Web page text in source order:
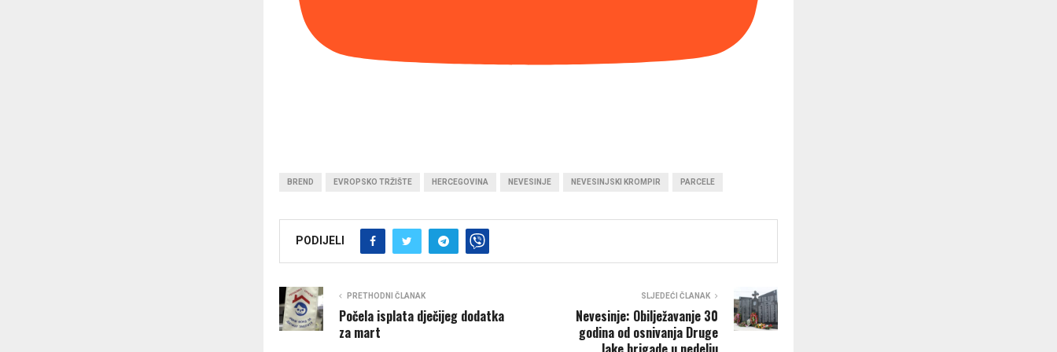
BREND EVROPSKO TRŽIŠTE HERCEGOVINA NEVESINJE NEVESINJSKI KROMPIR PARCELE
PODIJELI
PRETHODNI ČLANAK
Počela isplata dječijeg dodatka
za mart
SLJEDEĆI ČLANAK
Nevesinje: Obilježavanje 30
godina od osnivanja Druge